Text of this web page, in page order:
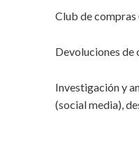
Club de
Devoluciones de
Investigación y
(social media),